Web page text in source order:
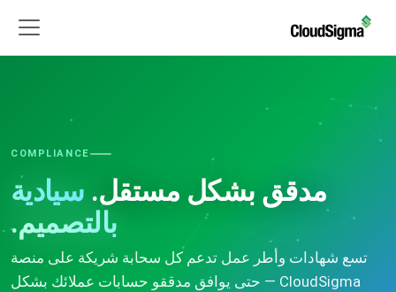
COMPLIANCE
مدقق بشكل مستقل. سيادية
بالتصميم.
تسع شهادات وأطر عمل تدعم كل سحابة شريكة على منصة
CloudSigma — حتى يوافق مدققو حسابات عملائك بشكل